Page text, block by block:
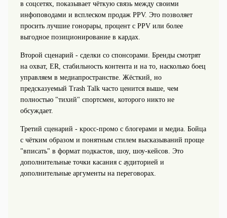
в соцсетях, показывает чёткую связь между своими
инфоповодами и всплеском продаж PPV. Это позволяет
просить лучшие гонорары, процент с PPV или более
выгодное позиционирование в кардах.
Второй сценарий - сделки со спонсорами. Бренды смотрят
на охват, ER, стабильность контента и на то, насколько боец
управляем в медиапространстве. Жёсткий, но
предсказуемый Trash Talk часто ценится выше, чем
полностью "тихий" спортсмен, которого никто не
обсуждает.
Третий сценарий - кросс‑промо с блогерами и медиа. Бойца
с чётким образом и понятным стилем высказываний проще
"вписать" в формат подкастов, шоу, шоу‑кейсов. Это
дополнительные точки касания с аудиторией и
дополнительные аргументы на переговорах.